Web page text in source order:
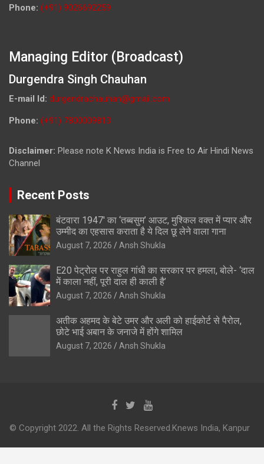
Phone: (+91) 9026692259
Managing Editor (Broadcast)
Durgendra Singh Chauhan
E-mail Id: durgendrachauhan@gmail.com
Phone: (+91) 7800009813
Disclaimer: Please note K News India is Free to Air Hindi News
Channel
Recent Posts
बंटवारा 1947′ का ‘तब्बसुम’ आउट, मुश्किल वक्त में प्यार और
उम्मीद का एहसास कराता है ये दिल छू लेने वाला गाना
August 7, 2026 Ansh Shukla
E20 पेट्रोल पर राहुल गांधी का सरकार पर हमला, बोले- ‘दाल
में काला नहीं, पूरी दाल ही काली है’
August 7, 2026 Ansh Shukla
अतीक अहमद के बेटे उमर और अली को हाईकोर्ट से पैरोल,
छोटे भाई अबान के जनाजे में होंगे शामिल
August 7, 2026 Ansh Shukla
© Copyright 2022. All the Rights Reserved.Knews India, Kanpur